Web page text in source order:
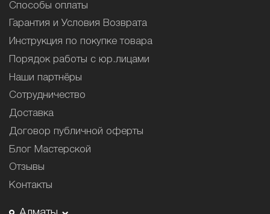
Способы оплаты
Гарантия и Условия Возврата
Инструкция по покупке товара
Порядок работы с юр.лицами
Наши партнёры
Сотрудничество
Доставка
Договор публичной оферты
Блог Мастерской
Отзывы
Контакты